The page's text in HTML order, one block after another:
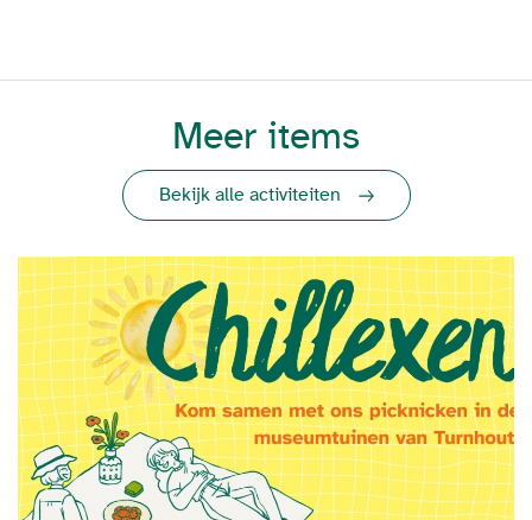
Meer items
Bekijk alle activiteiten